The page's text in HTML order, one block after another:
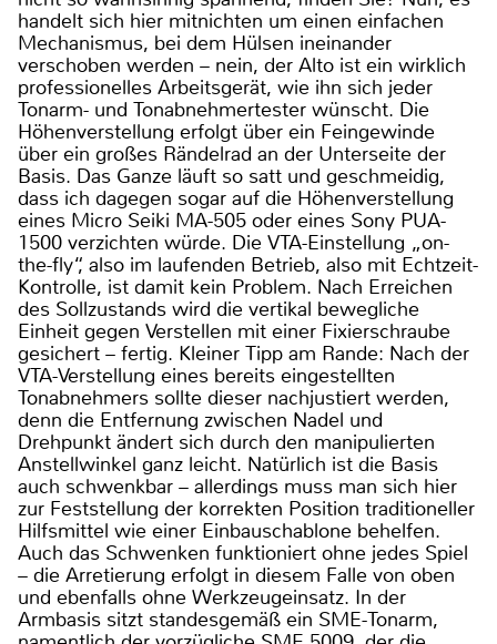
handelt sich hier mitnichten um einen einfachen
Mechanismus, bei dem Hülsen ineinander
verschoben werden – nein, der Alto ist ein wirklich
professionelles Arbeitsgerät, wie ihn sich jeder
Tonarm- und Tonabnehmertester wünscht. Die
Höhenverstellung erfolgt über ein Feingewinde
über ein großes Rändelrad an der Unterseite der
Basis. Das Ganze läuft so satt und geschmeidig,
dass ich dagegen sogar auf die Höhenverstellung
eines Micro Seiki MA-505 oder eines Sony PUA-
1500 verzichten würde. Die VTA-Einstellung „on-
the-fly“, also im laufenden Betrieb, also mit Echtzeit-
Kontrolle, ist damit kein Problem. Nach Erreichen
des Sollzustands wird die vertikal bewegliche
Einheit gegen Verstellen mit einer Fixierschraube
gesichert – fertig. Kleiner Tipp am Rande: Nach der
VTA-Verstellung eines bereits eingestellten
Tonabnehmers sollte dieser nachjustiert werden,
denn die Entfernung zwischen Nadel und
Drehpunkt ändert sich durch den manipulierten
Anstellwinkel ganz leicht. Natürlich ist die Basis
auch schwenkbar – allerdings muss man sich hier
zur Feststellung der korrekten Position traditioneller
Hilfsmittel wie einer Einbauschablone behelfen.
Auch das Schwenken funktioniert ohne jedes Spiel
– die Arretierung erfolgt in diesem Falle von oben
und ebenfalls ohne Werkzeugeinsatz. In der
Armbasis sitzt standesgemäß ein SME-Tonarm,